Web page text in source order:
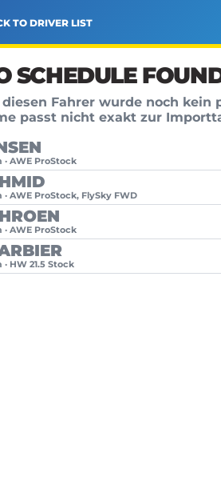
TO DRIVER LIST
SCHEDULE
diesen Fahrer wurde noch
passt nicht exakt zur
· AWE ProStock
· AWE ProStock, FlySky FWD
· AWE ProStock
· HW 21.5 Stock